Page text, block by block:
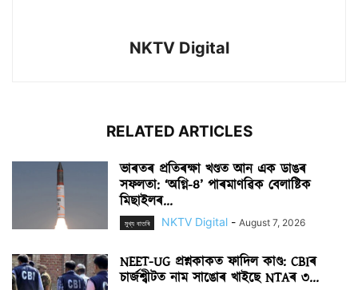
NKTV Digital
RELATED ARTICLES
ভাৰতৰ প্ৰতিৰক্ষা খণ্ডত আন এক ডাঙৰ
সফলতা: ‘অগ্নি-৪’ পাৰমাণৱিক বেলাষ্টিক
মিছাইলৰ...
মুখ্য বাতৰি NKTV Digital - August 7, 2026
NEET-UG প্ৰশ্নকাকত ফাদিল কাণ্ড: CBIৰ
চাৰ্জশ্বীটত নাম সাঙোৰ খাইছে NTAৰ ৩...